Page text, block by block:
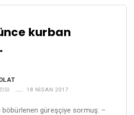
kurban
18 NISAN 2017
böbürlenen güreşçiye sormuş: –